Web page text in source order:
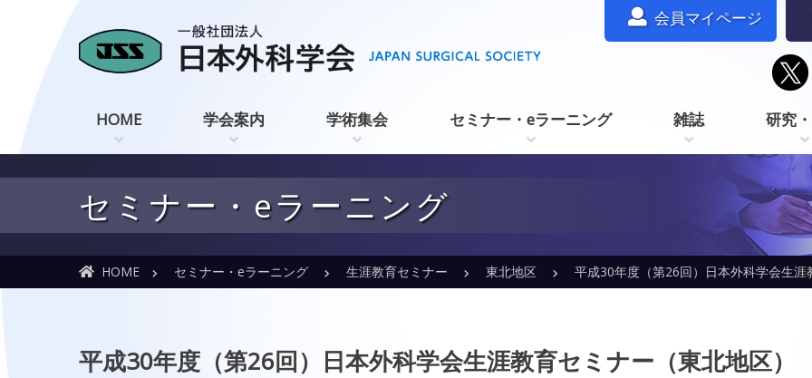
会員マイページ
HOME 学会案内 学術集会 セミナー・eラーニング 雑誌 研究
セミナー・eラーニング
HOME セミナー・eラーニング 生涯教育セミナー 東北地区 平成30年度（第26回）日本外科学会生涯
平成30年度（第26回）日本外科学会生涯教育セミナー（東北地区）